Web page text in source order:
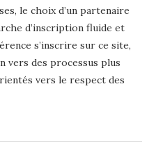
le choix d’un partenaire
d’inscription fluide et
s’inscrire sur ce site,
vers des processus plus
vers le respect des